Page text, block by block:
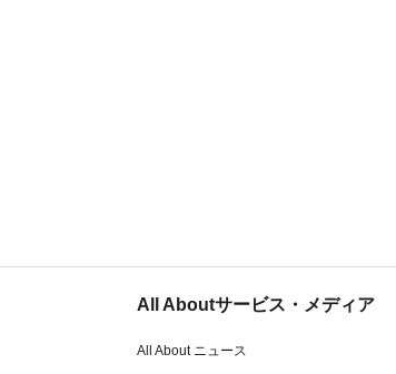
All Aboutサービス・メディア
All About ニュース